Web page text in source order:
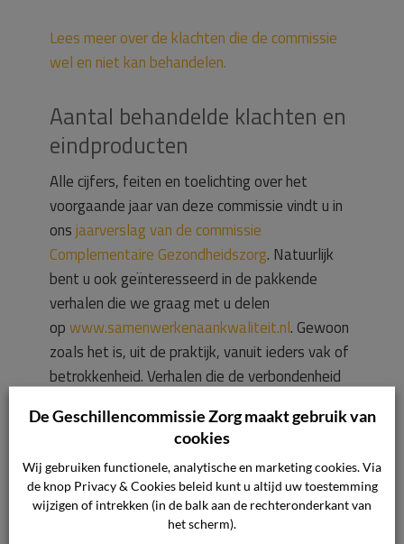
Lees meer over de klachten die de commissie
wel en niet kan behandelen.
Aantal behandelde klachten en
eindproducten
Alle cijfers, feiten en toelichting over het
voorgaande jaar van deze commissie vindt u in
onsjaarverslag van de commissie
Complementaire Gezondheidszorg. Natuurlijk
bent u ook geïnteresseerd in de pakkende
verhalen die we graag met u delen
opwww.samenwerkenaankwaliteit.nl. Gewoon
zoals het is, uit de praktijk, vanuit ieders vak of
betrokkenheid. Verhalen die de verbondenheid
Trotse verhalen, verhalen met een ziel,
verhalen met verbeelding.
Kosten
De Geschillencommissie Zorg maakt gebruik van
cookies
Wij gebruiken functionele, analytische en marketing cookies. Via
de knop Privacy & Cookies beleid kunt u altijd uw toestemming
wijzigen of intrekken (in de balk aan de rechteronderkant van
het scherm).